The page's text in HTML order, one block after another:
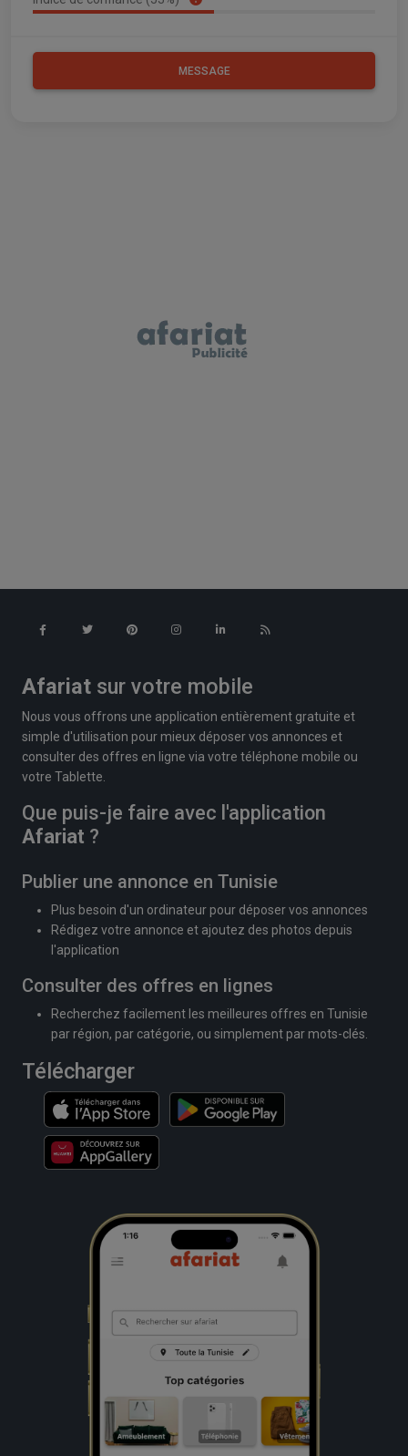
MESSAGE
Afariat sur votre mobile
Nous vous offrons une application entièrement gratuite et
simple d'utilisation pour mieux déposer vos annonces et
consulter des offres en ligne via votre téléphone mobile ou
votre Tablette.
Que puis-je faire avec l'application
Afariat ?
Publier une annonce en Tunisie
Plus besoin d'un ordinateur pour déposer vos annonces
Rédigez votre annonce et ajoutez des photos depuis
l'application
Consulter des offres en lignes
Recherchez facilement les meilleures offres en Tunisie
par région, par catégorie, ou simplement par mots-clés.
Télécharger